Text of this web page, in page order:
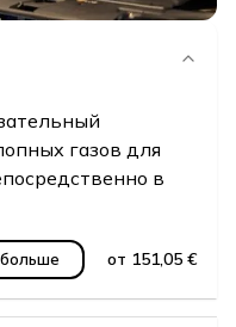
газов для
в
от 151,05 €